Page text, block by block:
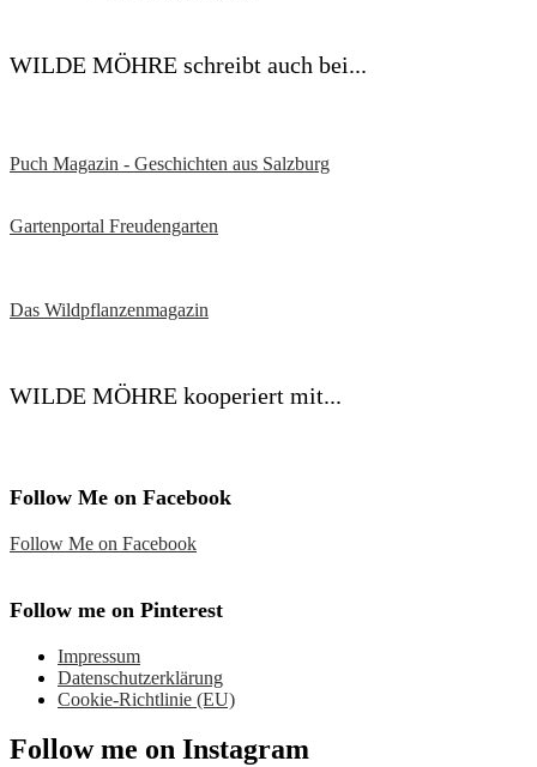
WILDE MÖHRE schreibt auch bei...
Puch Magazin - Geschichten aus Salzburg
Gartenportal Freudengarten
Das Wildpflanzenmagazin
WILDE MÖHRE kooperiert mit...
Follow Me on Facebook
Follow Me on Facebook
Follow me on Pinterest
Impressum
Datenschutzerklärung
Cookie-Richtlinie (EU)
Follow me on Instagram